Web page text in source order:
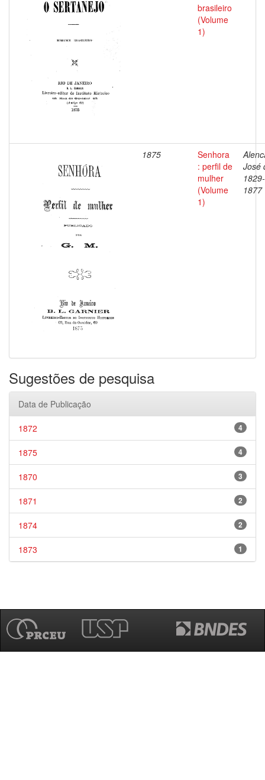
brasileiro
(Volume
1)
1875
Senhora
: perfil de
mulher
(Volume
1)
José
1829-
1877
Sugestões de pesquisa
Data de Publicação
4
1872
4
1875
3
1870
2
1871
2
1874
1
1873